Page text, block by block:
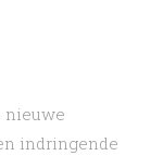
nieuwe
indringende